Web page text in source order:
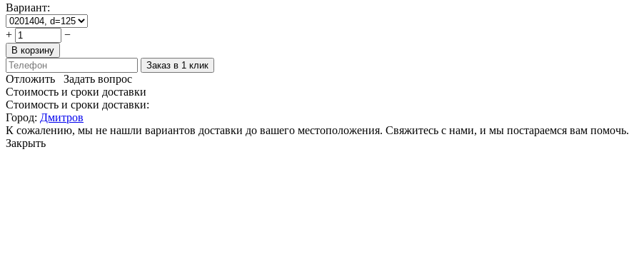
Вариант:
+ −
В корзину
Заказ в 1 клик
Отложить
Задать вопрос
Стоимость и сроки доставки
Стоимость и сроки доставки:
Город: Дмитров
К сожалению, мы не нашли вариантов доставки до вашего местоположения. Свяжитесь с нами, и мы постараемся вам помочь.
Закрыть